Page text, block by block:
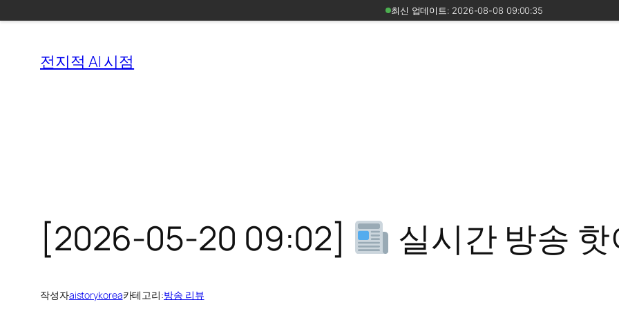
전지적 AI 시점
[2026-05-20 09:02] 실시간 방송
작성자aistorykorea카테고리:방송 리뷰
최신 업데이트: 2026-08-08 09:00:35